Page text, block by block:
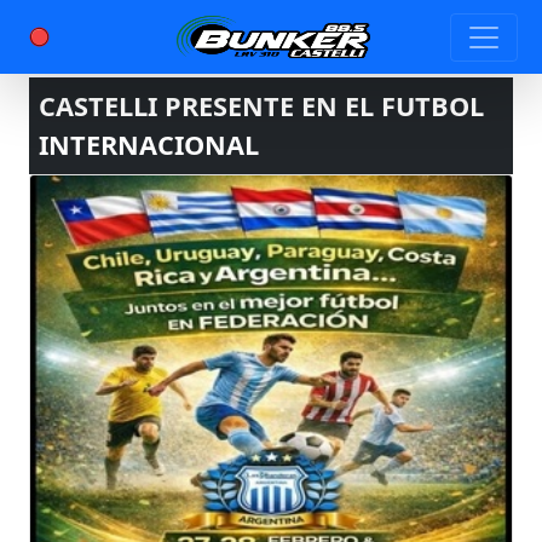
CASTELLI PRESENTE EN EL FUTBOL
INTERNACIONAL